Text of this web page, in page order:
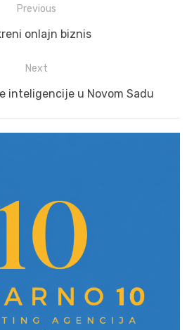
Previous
onlajn biznis
Next
inteligencije u Novom Sadu